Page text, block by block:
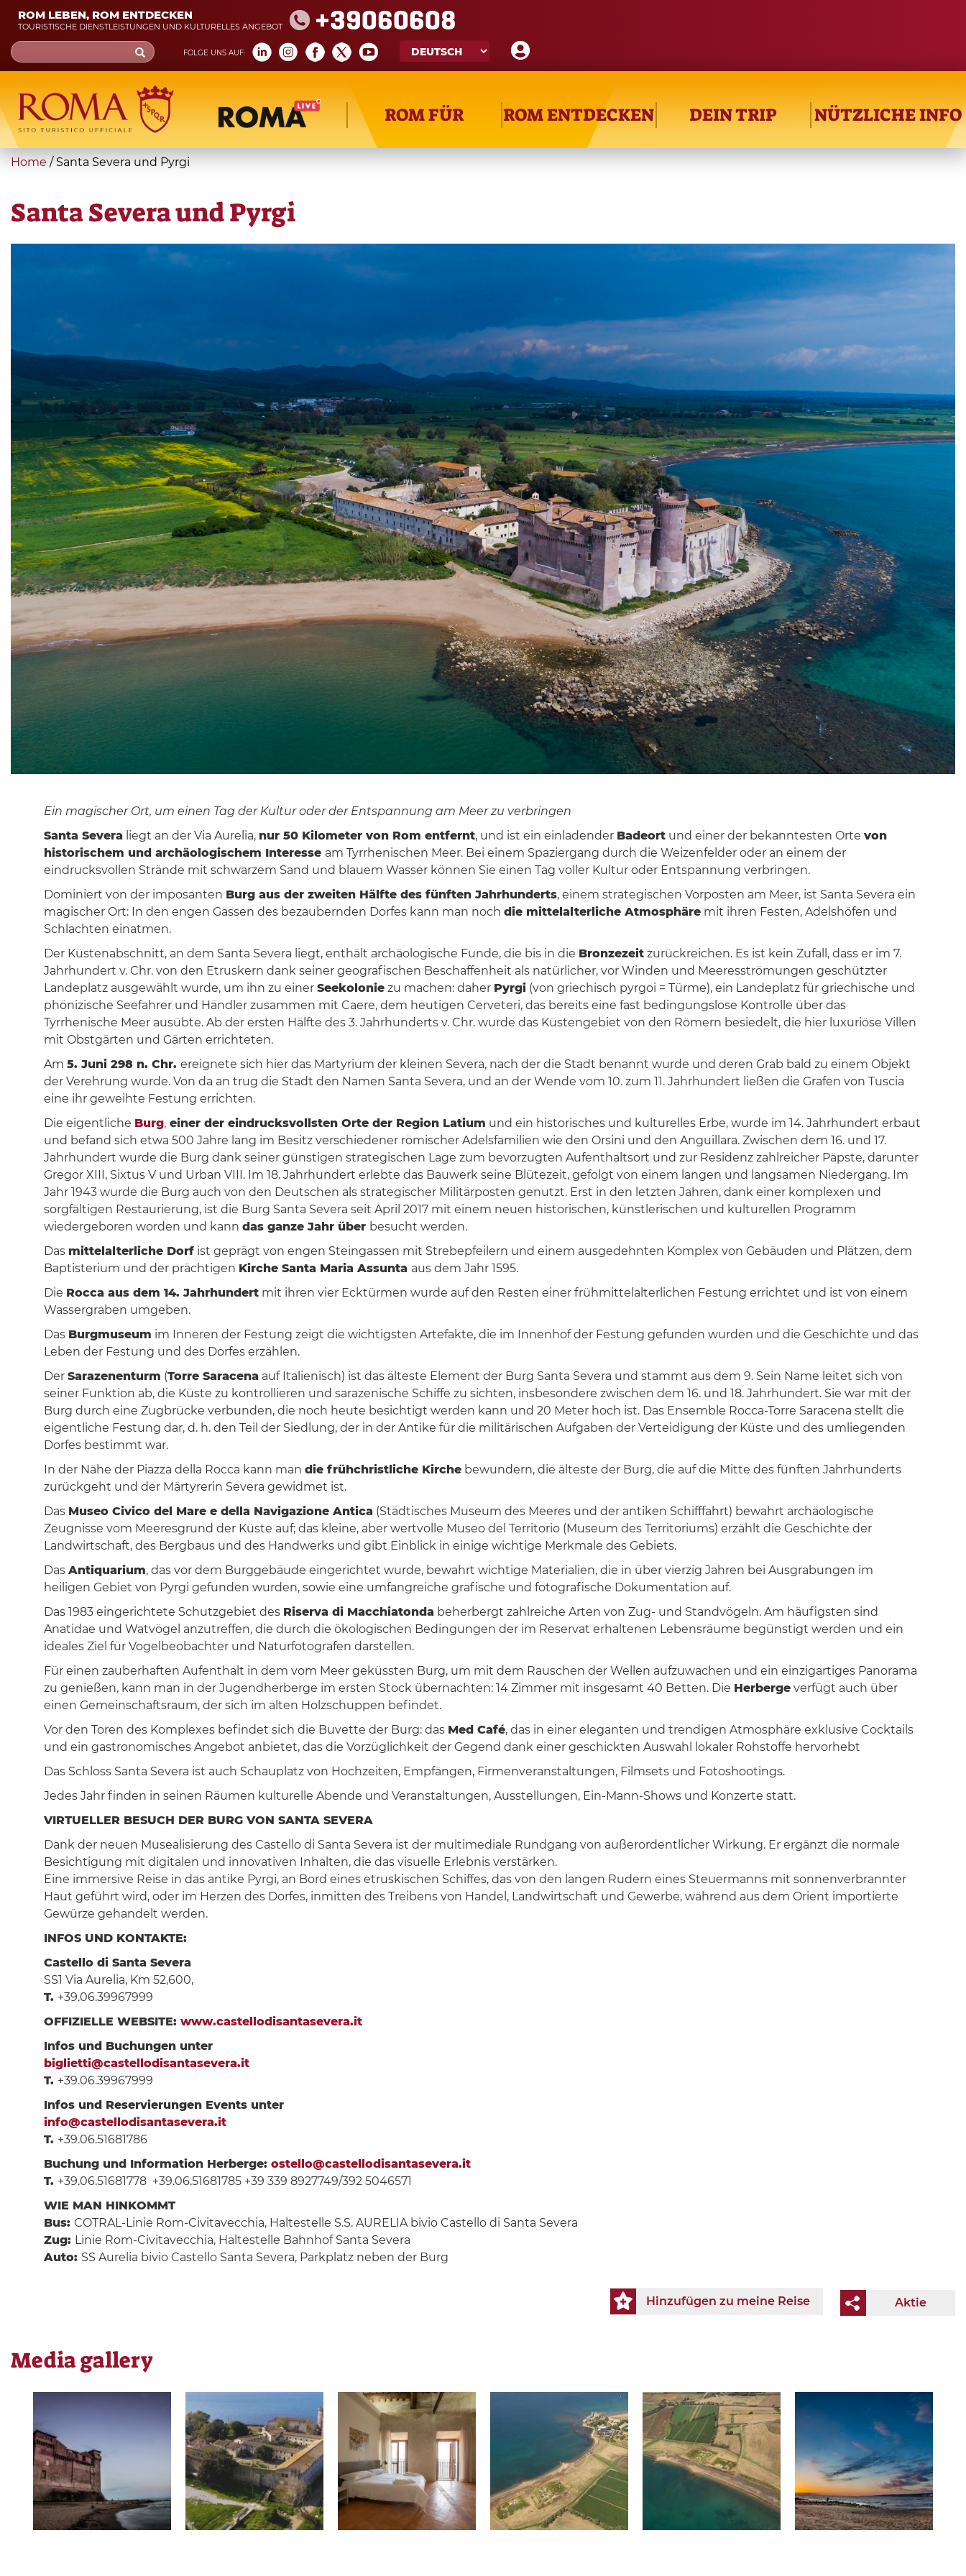
Skip
main
content
ROM LEBEN, ROM ENTDECKEN
TOURISTISCHE DIENSTLEISTUNGEN UND KULTURELLES ANGEBOT +39060608
FOLGE UNS AUF:
Search
form
Suche
ROM FÜR ROM ENTDECKEN DEIN TRIP NÜTZLICHE INFO
You
here
Home / Santa Severa und Pyrgi
Santa Severa und Pyrgi
Ein magischer Ort, um einen Tag der Kultur oder der Entspannung am Meer zu verbringen
Santa Severa liegt an der Via Aurelia, nur 50 Kilometer von Rom entfernt, und ist ein einladender Badeortund einer der bekanntesten Orte von
historischem und archäologischem Interesse am Tyrrhenischen Meer. Bei einem Spaziergang durch die Weizenfelder oder an einem der
eindrucksvollen Strände mit schwarzem Sand und blauem Wasser können Sie einen Tag voller Kultur oder Entspannung verbringen.
Dominiert von der imposanten Burg aus der zweiten Hälfte des fünften Jahrhunderts, einem strategischen Vorposten am Meer, ist Santa Severa ein
magischer Ort: In den engen Gassen des bezaubernden Dorfes kann man noch die mittelalterliche Atmosphäremit ihren Festen, Adelshöfen und
Schlachten einatmen.
Der Küstenabschnitt, an dem Santa Severa liegt, enthält archäologische Funde, die bis in die Bronzezeitzurückreichen. Es ist kein Zufall, dass er im 7.
Jahrhundert v. Chr. von den Etruskern dank seiner geografischen Beschaffenheit als natürlicher, vor Winden und Meeresströmungen geschützter
Landeplatz ausgewählt wurde, um ihn zu einer Seekoloniezu machen: daher Pyrgi(von griechisch pyrgoi = Türme), ein Landeplatz für griechische und
phönizische Seefahrer und Händler zusammen mit Caere, dem heutigen Cerveteri, das bereits eine fast bedingungslose Kontrolle über das
Tyrrhenische Meer ausübte. Ab der ersten Hälfte des 3. Jahrhunderts v. Chr. wurde das Küstengebiet von den Römern besiedelt, die hier luxuriöse Villen
mit Obstgärten und Gärten errichteten.
Am 5. Juni 298 n. Chr. ereignete sich hier das Martyrium der kleinen Severa, nach der die Stadt benannt wurde und deren Grab bald zu einem Objekt
der Verehrung wurde. Von da an trug die Stadt den Namen Santa Severa, und an der Wende vom 10. zum 11. Jahrhundert ließen die Grafen von Tuscia
eine ihr geweihte Festung errichten.
Die eigentliche Burg,einer der eindrucksvollsten Orte der Region Latium und ein historisches und kulturelles Erbe, wurde im 14. Jahrhundert erbaut
und befand sich etwa 500 Jahre lang im Besitz verschiedener römischer Adelsfamilien wie den Orsini und den Anguillara. Zwischen dem 16. und 17.
Jahrhundert wurde die Burg dank seiner günstigen strategischen Lage zum bevorzugten Aufenthaltsort und zur Residenz zahlreicher Päpste, darunter
Gregor XIII, Sixtus V und Urban VIII. Im 18. Jahrhundert erlebte das Bauwerk seine Blütezeit, gefolgt von einem langen und langsamen Niedergang. Im
Jahr 1943 wurde die Burg auch von den Deutschen als strategischer Militärposten genutzt. Erst in den letzten Jahren, dank einer komplexen und
sorgfältigen Restaurierung, ist die Burg Santa Severa seit April 2017 mit einem neuen historischen, künstlerischen und kulturellen Programm
wiedergeboren worden und kann das ganze Jahr über besucht werden.
Das mittelalterliche Dorfist geprägt von engen Steingassen mit Strebepfeilern und einem ausgedehnten Komplex von Gebäuden und Plätzen, dem
Baptisterium und der prächtigen Kirche Santa Maria Assunta aus dem Jahr 1595.
Die Rocca aus dem 14. Jahrhundertmit ihren vier Ecktürmen wurde auf den Resten einer frühmittelalterlichen Festung errichtet und ist von einem
Wassergraben umgeben.
Das Burgmuseum im Inneren der Festung zeigt die wichtigsten Artefakte, die im Innenhof der Festung gefunden wurden und die Geschichte und das
Leben der Festung und des Dorfes erzählen.
Der Sarazenenturm (Torre Saracena auf Italienisch) ist das älteste Element der Burg Santa Severa und stammt aus dem 9. Sein Name leitet sich von
seiner Funktion ab, die Küste zu kontrollieren und sarazenische Schiffe zu sichten, insbesondere zwischen dem 16. und 18. Jahrhundert. Sie war mit der
Burg durch eine Zugbrücke verbunden, die noch heute besichtigt werden kann und 20 Meter hoch ist. Das Ensemble Rocca-Torre Saracena stellt die
eigentliche Festung dar, d. h. den Teil der Siedlung, der in der Antike für die militärischen Aufgaben der Verteidigung der Küste und des umliegenden
Dorfes bestimmt war.
In der Nähe der Piazza della Rocca kann man die frühchristliche Kirchebewundern, die älteste der Burg, die auf die Mitte des fünften Jahrhunderts
zurückgeht und der Märtyrerin Severa gewidmet ist.
Das Museo Civico del Mare e della Navigazione Antica (Städtisches Museum des Meeres und der antiken Schifffahrt) bewahrt archäologische
Zeugnisse vom Meeresgrund der Küste auf; das kleine, aber wertvolle Museo del Territorio (Museum des Territoriums) erzählt die Geschichte der
Landwirtschaft, des Bergbaus und des Handwerks und gibt Einblick in einige wichtige Merkmale des Gebiets.
Das Antiquarium, das vor dem Burggebäude eingerichtet wurde, bewahrt wichtige Materialien, die in über vierzig Jahren bei Ausgrabungen im
heiligen Gebiet von Pyrgi gefunden wurden, sowie eine umfangreiche grafische und fotografische Dokumentation auf.
Das 1983 eingerichtete Schutzgebiet des Riserva di Macchiatonda beherbergt zahlreiche Arten von Zug- und Standvögeln. Am häufigsten sind
Anatidae und Watvögel anzutreffen, die durch die ökologischen Bedingungen der im Reservat erhaltenen Lebensräume begünstigt werden und ein
ideales Ziel für Vogelbeobachter und Naturfotografen darstellen.
Für einen zauberhaften Aufenthalt in dem vom Meer geküssten Burg, um mit dem Rauschen der Wellen aufzuwachen und ein einzigartiges Panorama
zu genießen, kann man in der Jugendherberge im ersten Stock übernachten: 14 Zimmer mit insgesamt 40 Betten. Die Herbergeverfügt auch über
einen Gemeinschaftsraum, der sich im alten Holzschuppen befindet.
Vor den Toren des Komplexes befindet sich die Buvette der Burg: das Med Café, das in einer eleganten und trendigen Atmosphäre exklusive Cocktails
und ein gastronomisches Angebot anbietet, das die Vorzüglichkeit der Gegend dank einer geschickten Auswahl lokaler Rohstoffe hervorhebt
Das Schloss Santa Severa ist auch Schauplatz von Hochzeiten, Empfängen, Firmenveranstaltungen, Filmsets und Fotoshootings.
Jedes Jahr finden in seinen Räumen kulturelle Abende und Veranstaltungen, Ausstellungen, Ein-Mann-Shows und Konzerte statt.
VIRTUELLER BESUCH DER BURG VON SANTA SEVERA
Dank der neuen Musealisierung des Castello di Santa Severa ist der multimediale Rundgang von außerordentlicher Wirkung. Er ergänzt die normale
Besichtigung mit digitalen und innovativen Inhalten, die das visuelle Erlebnis verstärken.
Eine immersive Reise in das antike Pyrgi, an Bord eines etruskischen Schiffes, das von den langen Rudern eines Steuermanns mit sonnenverbrannter
Haut geführt wird, oder im Herzen des Dorfes, inmitten des Treibens von Handel, Landwirtschaft und Gewerbe, während aus dem Orient importierte
Gewürze gehandelt werden.
INFOS UND KONTAKTE:
Castello di Santa Severa
SS1 Via Aurelia, Km 52,600,
T. +39.06.39967999
OFFIZIELLE WEBSITE: www.castellodisantasevera.it
Infos und Buchungen unter
biglietti@castellodisantasevera.it
T. +39.06.39967999
Infos und Reservierungen Events unter
info@castellodisantasevera.it
T. +39.06.51681786
Buchung und Information Herberge: ostello@castellodisantasevera.it
T. +39.06.51681778 +39.06.51681785 +39 339 8927749/392 5046571
WIE MAN HINKOMMT​
Bus: COTRAL-Linie Rom-Civitavecchia, Haltestelle S.S. AURELIA bivio Castello di Santa Severa
Zug: Linie Rom-Civitavecchia, Haltestelle Bahnhof Santa Severa
Auto: SS Aurelia bivio Castello Santa Severa, Parkplatz neben der Burg
Aktie
Hinzufügen zu meine Reise
Media gallery